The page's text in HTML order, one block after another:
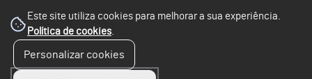
Este site utiliza cookies para melhorar a sua experiência.
Política de cookies.
Personalizar cookies